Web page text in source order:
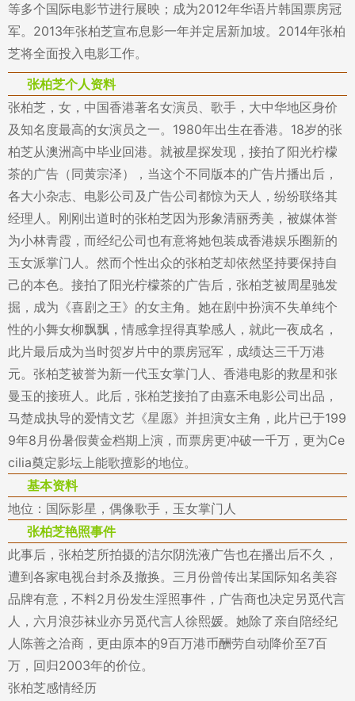
等多个国际电影节进行展映；成为2012年华语片韩国票房冠
军。2013年张柏芝宣布息影一年并定居新加坡。2014年张柏
芝将全面投入电影工作。
张柏芝个人资料
张柏芝，女，中国香港著名女演员、歌手，大中华地区身价
及知名度最高的女演员之一。1980年出生在香港。18岁的张
柏芝从澳洲高中毕业回港。就被星探发现，接拍了阳光柠檬
茶的广告（同黄宗泽），当这个不同版本的广告片播出后，
各大小杂志、电影公司及广告公司都惊为天人，纷纷联络其
经理人。刚刚出道时的张柏芝因为形象清丽秀美，被媒体誉
为小林青霞，而经纪公司也有意将她包装成香港娱乐圈新的
玉女派掌门人。然而个性出众的张柏芝却依然坚持要保持自
己的本色。接拍了阳光柠檬茶的广告后，张柏芝被周星驰发
掘，成为《喜剧之王》的女主角。她在剧中扮演不失单纯个
性的小舞女柳飘飘，情感拿捏得真挚感人，就此一夜成名，
此片最后成为当时贺岁片中的票房冠军，成绩达三千万港
元。张柏芝被誉为新一代玉女掌门人、香港电影的救星和张
曼玉的接班人。此后，张柏芝接拍了由嘉禾电影公司出品，
马楚成执导的爱情文艺《星愿》并担演女主角，此片已于199
9年8月份暑假黄金档期上演，而票房更冲破一千万，更为Ce
cilia奠定影坛上能歌擅影的地位。
基本资料
地位：国际影星，偶像歌手，玉女掌门人
张柏芝艳照事件
此事后，张柏芝所拍摄的洁尔阴洗液广告也在播出后不久，
遭到各家电视台封杀及撤换。三月份曾传出某国际知名美容
品牌有意，不料2月份发生淫照事件，广告商也决定另觅代言
人，六月浪莎袜业亦另觅代言人徐熙媛。她除了亲自陪经纪
人陈善之洽商，更由原本的9百万港币酬劳自动降价至7百
万，回归2003年的价位。
张柏芝感情经历